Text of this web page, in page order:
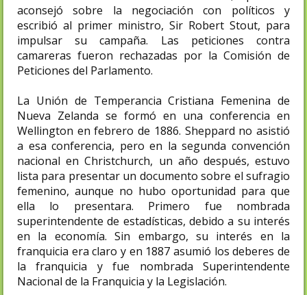
aconsejó sobre la negociación con políticos y
escribió al primer ministro, Sir Robert Stout, para
impulsar su campaña. Las peticiones contra
camareras fueron rechazadas por la Comisión de
Peticiones del Parlamento.
La Unión de Temperancia Cristiana Femenina de
Nueva Zelanda se formó en una conferencia en
Wellington en febrero de 1886. Sheppard no asistió
a esa conferencia, pero en la segunda convención
nacional en Christchurch, un año después, estuvo
lista para presentar un documento sobre el sufragio
femenino, aunque no hubo oportunidad para que
ella lo presentara. Primero fue nombrada
superintendente de estadísticas, debido a su interés
en la economía. Sin embargo, su interés en la
franquicia era claro y en 1887 asumió los deberes de
la franquicia y fue nombrada Superintendente
Nacional de la Franquicia y la Legislación.